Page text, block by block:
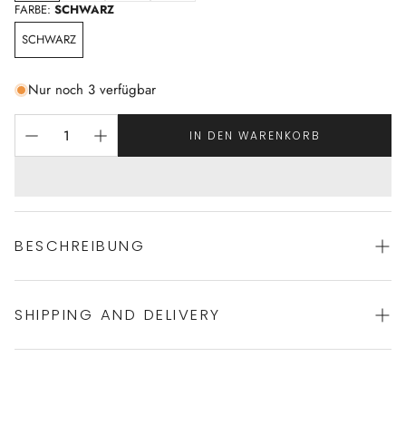
FARBE: SCHWARZ
SCHWARZ
Nur noch 3 verfügbar
IN DEN WARENKORB
BESCHREIBUNG
wunderschönes Unterhemd von ZIMMERLI
SHIPPING AND DELIVERY